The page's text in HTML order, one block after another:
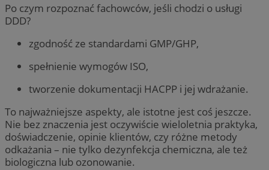
Po czym rozpoznać fachowców, jeśli chodzi o usługi
DDD?
zgodność ze standardami GMP/GHP,
spełnienie wymogów ISO,
tworzenie dokumentacji HACPP i jej wdrażanie.
To najważniejsze aspekty, ale istotne jest coś jeszcze.
Nie bez znaczenia jest oczywiście wieloletnia praktyka,
doświadczenie, opinie klientów, czy różne metody
odkażania – nie tylko dezynfekcja chemiczna, ale też
biologiczna lub ozonowanie.